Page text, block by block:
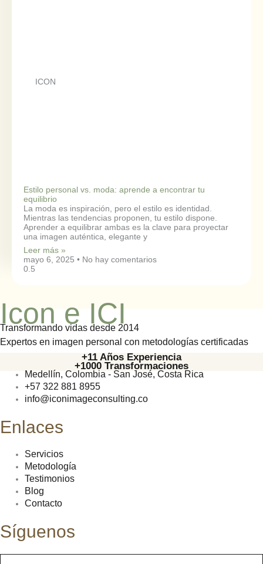
ICON
Estilo personal vs. moda: aprende a encontrar tu
equilibrio
La moda es inspiración, pero el estilo es identidad.
Mientras las tendencias proponen, tu estilo dispone.
Aprender a equilibrar ambas es la clave para proyectar
una imagen auténtica, elegante y
Leer más »
mayo 6, 2025
No hay comentarios
Icon e ICI
Transformando vidas desde 2014
Expertos en imagen personal con metodologías certificadas
+11 Años Experiencia
+1000 Transformaciones
Medellín, Colombia - San José, Costa Rica
+57 322 881 8955
info@iconimageconsulting.co
Enlaces
Servicios
Metodología
Testimonios
Blog
Contacto
Síguenos